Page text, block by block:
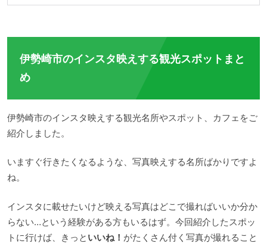
伊勢崎市のインスタ映えする観光スポットまと
め
伊勢崎市のインスタ映えする観光名所やスポット、カフェをご
紹介しました。
いますぐ行きたくなるような、写真映えする名所ばかりですよ
ね。
インスタに載せたいけど映える写真はどこで撮ればいいか分か
らない…という経験がある方もいるはず。今回紹介したスポッ
トに行けば、きっと いいね！ がたくさん付く写真が撮れること